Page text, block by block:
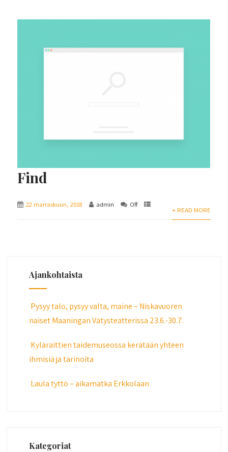
Find
22 marraskuun, 2018 admin Off
+ READ MORE
Ajankohtaista
Pysyy talo, pysyy valta, maine – Niskavuoren
naiset Maaningan Vätysteatterissa 23.6.-30.7.
Kyläraittien taidemuseossa kerätään yhteen
ihmisiä ja tarinoita
Laula tyttö – aikamatka Erkkolaan
Kategoriat